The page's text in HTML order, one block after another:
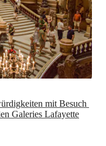
mit Besuch
Galeries Lafayette